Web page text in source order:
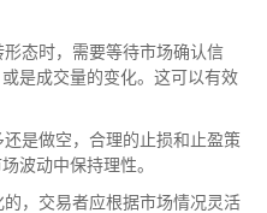
态时，需要等待市场确认信
是成交量的变化。这可以有效
是做空，合理的止损和止盈策
波动中保持理性。
，交易者应根据市场情况灵活